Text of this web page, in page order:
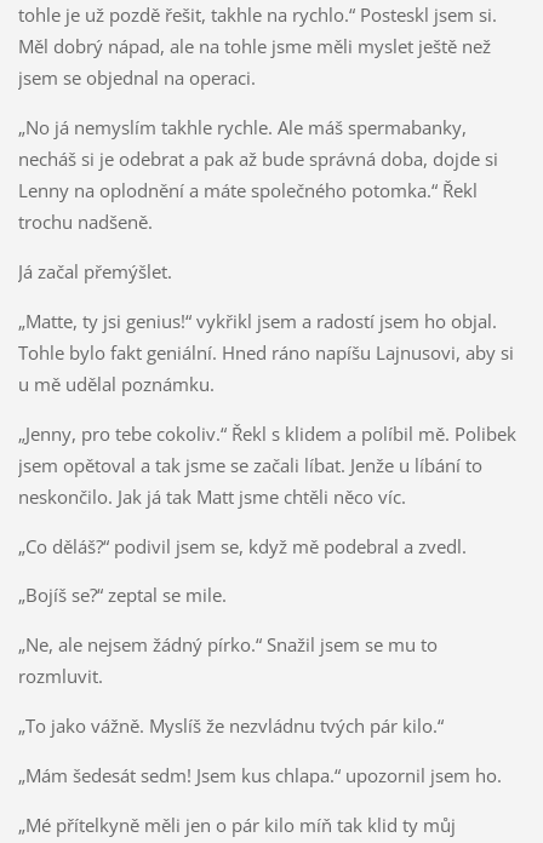
tohle je už pozdě řešit, takhle na rychlo.“ Posteskl jsem si.
Měl dobrý nápad, ale na tohle jsme měli myslet ještě než
jsem se objednal na operaci.
„No já nemyslím takhle rychle. Ale máš spermabanky,
necháš si je odebrat a pak až bude správná doba, dojde si
Lenny na oplodnění a máte společného potomka.“ Řekl
trochu nadšeně.
Já začal přemýšlet.
„Matte, ty jsi genius!“ vykřikl jsem a radostí jsem ho objal.
Tohle bylo fakt geniální. Hned ráno napíšu Lajnusovi, aby si
u mě udělal poznámku.
„Jenny, pro tebe cokoliv.“ Řekl s klidem a políbil mě. Polibek
jsem opětoval a tak jsme se začali líbat. Jenže u líbání to
neskončilo. Jak já tak Matt jsme chtěli něco víc.
„Co děláš?“ podivil jsem se, když mě podebral a zvedl.
„Bojíš se?“ zeptal se mile.
„Ne, ale nejsem žádný pírko.“ Snažil jsem se mu to
rozmluvit.
„To jako vážně. Myslíš že nezvládnu tvých pár kilo.“
„Mám šedesát sedm! Jsem kus chlapa.“ upozornil jsem ho.
„Mé přítelkyně měli jen o pár kilo míň tak klid ty můj